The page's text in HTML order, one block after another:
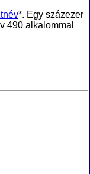
*. Egy százezer
490 alkalommal